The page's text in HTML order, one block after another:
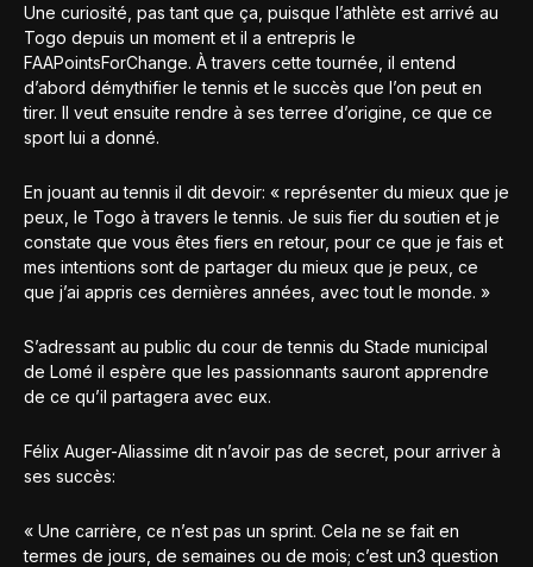
Une curiosité, pas tant que ça, puisque l’athlète est arrivé au
Togo depuis un moment et il a entrepris le
FAAPointsForChange. À travers cette tournée, il entend
d’abord démythifier le tennis et le succès que l’on peut en
tirer. Il veut ensuite rendre à ses terree d’origine, ce que ce
sport lui a donné.
En jouant au tennis il dit devoir: « représenter du mieux que je
peux, le Togo à travers le tennis. Je suis fier du soutien et je
constate que vous êtes fiers en retour, pour ce que je fais et
mes intentions sont de partager du mieux que je peux, ce
que j’ai appris ces dernières années, avec tout le monde. »
S’adressant au public du cour de tennis du Stade municipal
de Lomé il espère que les passionnants sauront apprendre
de ce qu’il partagera avec eux.
Félix Auger-Aliassime dit n’avoir pas de secret, pour arriver à
ses succès:
« Une carrière, ce n’est pas un sprint. Cela ne se fait en
termes de jours, de semaines ou de mois; c’est un3 question